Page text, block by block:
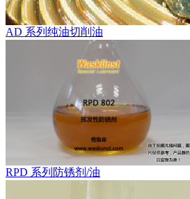
AD 系列纯油切削油
RPD 系列防锈剂/油